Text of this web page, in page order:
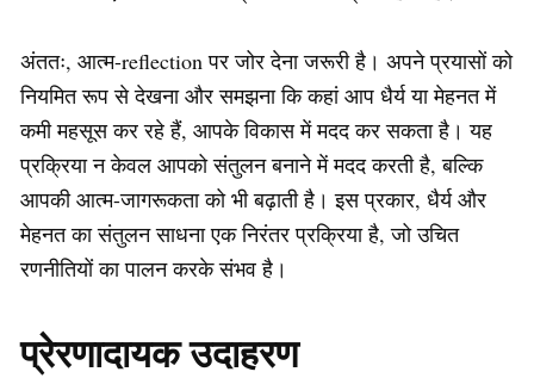
अंततः, आत्म-reflection पर जोर देना जरूरी है। अपने प्रयासों को
नियमित रूप से देखना और समझना कि कहां आप धैर्य या मेहनत में
कमी महसूस कर रहे हैं, आपके विकास में मदद कर सकता है। यह
प्रक्रिया न केवल आपको संतुलन बनाने में मदद करती है, बल्कि
आपकी आत्म-जागरूकता को भी बढ़ाती है। इस प्रकार, धैर्य और
मेहनत का संतुलन साधना एक निरंतर प्रक्रिया है, जो उचित
रणनीतियों का पालन करके संभव है।
प्रेरणादायक उदाहरण